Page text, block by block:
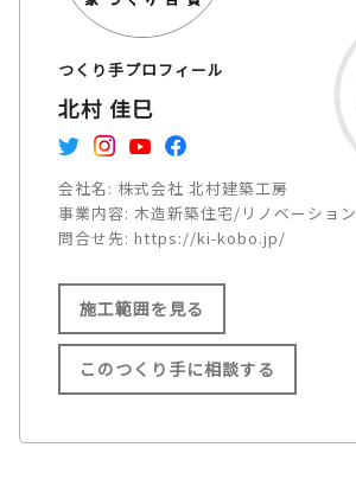
つくり手プロフィール
北村 佳巳
会社名: 株式会社 北村建築工房
事業内容: 木造新築住宅/リノベーション
問合せ先: https://ki-kobo.jp/
施工範囲を見る
施工範囲
このつくり手に相談する